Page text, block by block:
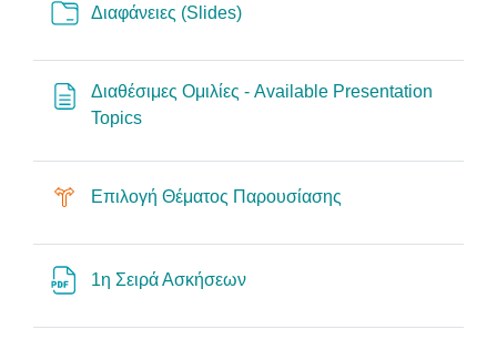
Διαφάνειες (Slides)Folder
Διαθέσιμες Ομιλίες - Available Presentation
TopicsPage
Επιλογή Θέματος Παρουσίασης
1η Σειρά Ασκήσεων